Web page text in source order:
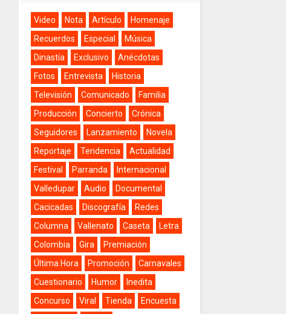
Video Nota Artículo
Homenaje
Recuerdos
Especial
Música
Dinastía
Exclusivo
Anécdotas
Fotos
Entrevista
Historia
Televisión
Comunicado
Familia
Producción
Concierto
Crónica
Seguidores
Lanzamiento
Novela
Reportaje
Tendencia
Actualidad
Festival
Parranda
Internacional
Valledupar
Audio
Documental
Cacicadas
Discografía
Redes
Columna
Vallenato Caseta
Letra
Colombia
Gira
Premiación
Última Hora
Promoción
Carnavales
Cuestionario
Humor
Inedita
Concurso
Viral Tienda
Encuesta